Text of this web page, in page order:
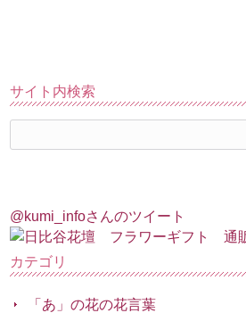
サイト内検索
@kumi_infoさんのツイート
カテゴリ
「あ」の花の花言葉